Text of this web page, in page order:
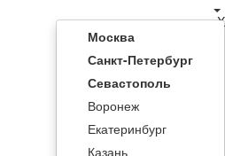
X
Москва
Санкт-Петербург
Севастополь
Воронеж
Екатеринбург
Казань